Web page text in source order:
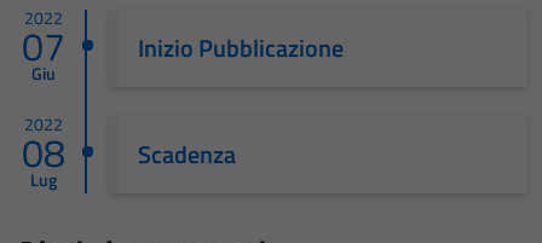
2022
07
Giu
Inizio Pubblicazione
2022
08
Lug
Scadenza